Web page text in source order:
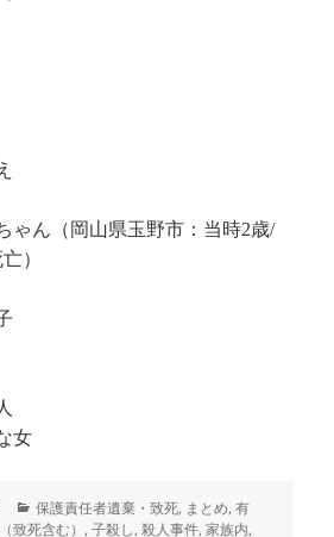
ゃん（岡山県玉野市：当時2歳/
）
女
カ
テ
保護責任者遺棄・致死, まとめ, 有
致死含む） , 子殺し, 殺人事件, 家族内,